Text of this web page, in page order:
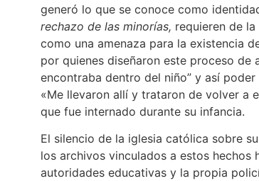
generó lo que se conoce como
rechazo de las minorías, requieren de
como una amenaza para la existencia
por quienes diseñaron este proceso de
encontraba dentro del niño” y así
«Me llevaron allí y trataron de volver a
que fue internado durante su infancia.
El silencio de la iglesia católica sobre
los archivos vinculados a estos
autoridades educativas y la propia